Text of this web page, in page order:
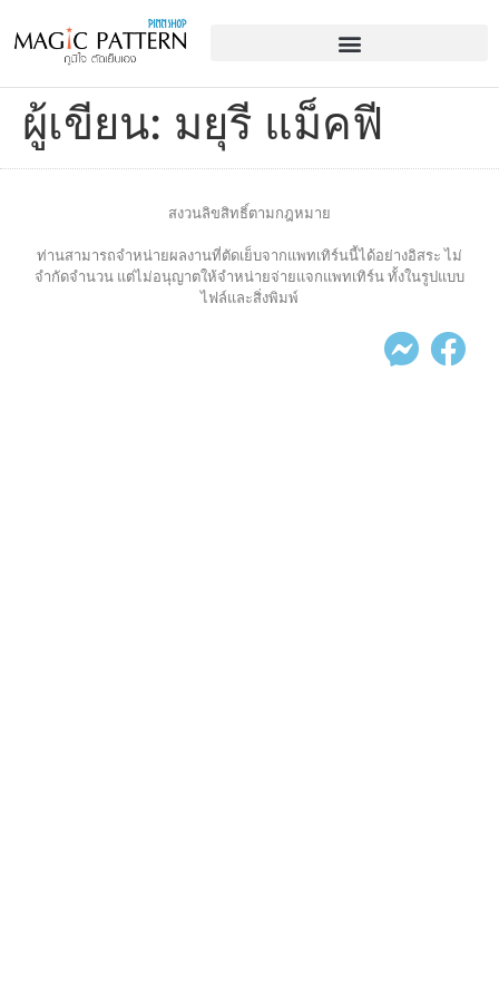
ผู้เขียน: มยุรี แม็คฟี
สงวนลิขสิทธิ์ตามกฎหมาย
ท่านสามารถจำหน่ายผลงานที่ตัดเย็บจากแพทเทิร์นนี้ได้อย่างอิสระ ไม่
จำกัดจำนวน แต่ไม่อนุญาตให้จำหน่ายจ่ายแจกแพทเทิร์น ทั้งในรูปแบบ
ไฟล์และสิ่งพิมพ์